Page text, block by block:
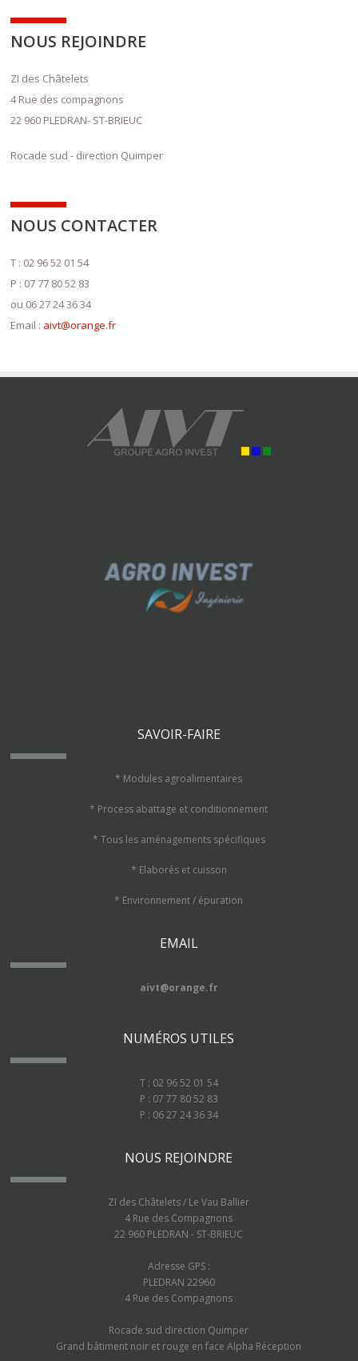
NOUS REJOINDRE
ZI des Châtelets
4 Rue des compagnons
22 960 PLEDRAN- ST-BRIEUC
Rocade sud - direction Quimper
NOUS CONTACTER
T : 02 96 52 01 54
P : 07 77 80 52 83
ou 06 27 24 36 34
Email : aivt@orange.fr
SAVOIR-FAIRE
* Modules agroalimentaires
* Process abattage et conditionnement
* Tous les aménagements spécifiques
* Elaborés et cuisson
* Environnement / épuration
EMAIL
aivt@orange.fr
NUMÉROS UTILES
T : 02 96 52 01 54
P : 07 77 80 52 83
P : 06 27 24 36 34
NOUS REJOINDRE
ZI des Châtelets / Le Vau Ballier
4 Rue des Compagnons
22 960 PLEDRAN - ST-BRIEUC
Adresse GPS :
PLEDRAN 22960
4 Rue des Compagnons
Rocade sud direction Quimper
Grand bâtiment noir et rouge en face Alpha Réception